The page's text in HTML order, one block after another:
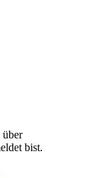
über
bist.